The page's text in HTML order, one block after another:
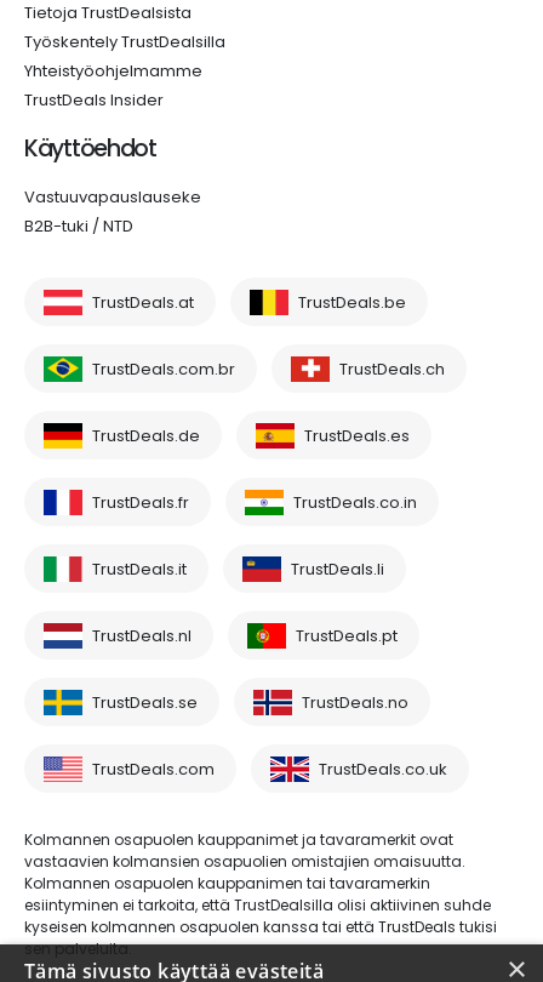
Tietoja TrustDealsista
Työskentely TrustDealsilla
Yhteistyöohjelmamme
TrustDeals Insider
Käyttöehdot
Vastuuvapauslauseke
B2B-tuki / NTD
TrustDeals.at TrustDeals.be
TrustDeals.com.br TrustDeals.ch
TrustDeals.de TrustDeals.es
TrustDeals.fr TrustDeals.co.in
TrustDeals.it TrustDeals.li
TrustDeals.nl TrustDeals.pt
TrustDeals.se TrustDeals.no
TrustDeals.com TrustDeals.co.uk
Kolmannen osapuolen kauppanimet ja tavaramerkit ovat
vastaavien kolmansien osapuolien omistajien omaisuutta.
Kolmannen osapuolen kauppanimen tai tavaramerkin
esiintyminen ei tarkoita, että TrustDealsilla olisi aktiivinen suhde
kyseisen kolmannen osapuolen kanssa tai että TrustDeals tukisi
sen palveluita.
×
Tämä sivusto käyttää evästeitä